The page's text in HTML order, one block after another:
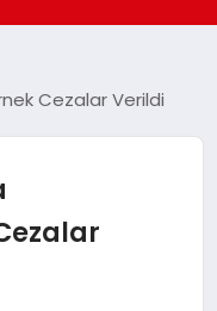
Cezalar Verildi